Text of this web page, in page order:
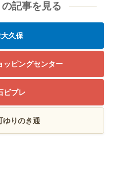
記事を見る
久保
ッピングセンター
ビブレ
ゆりのき通